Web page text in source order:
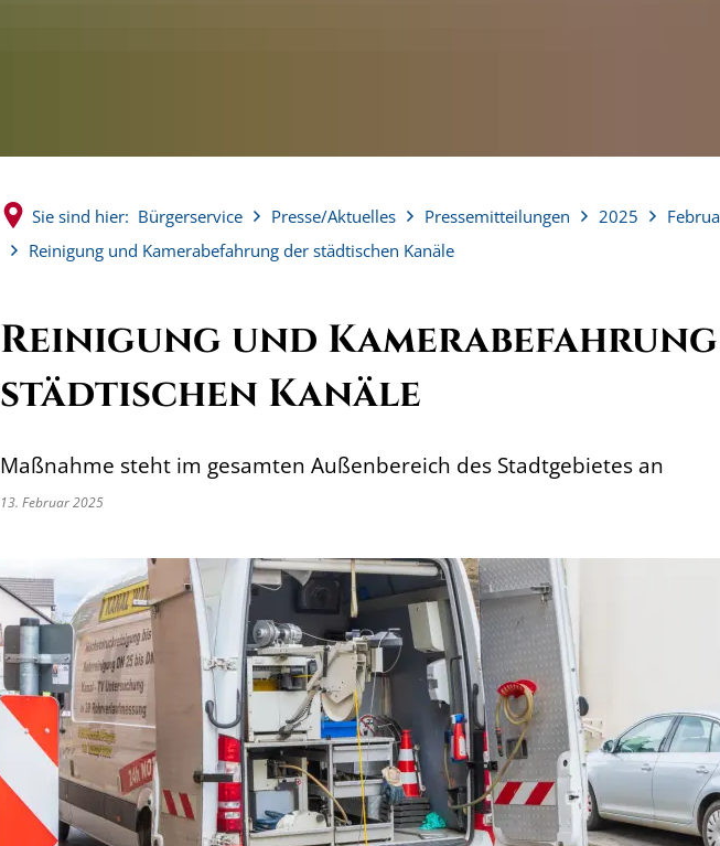
Sie sind hier: Bürgerservice Presse/Aktuelles Pressemitteilungen 2025
Reinigung und Kamerabefahrung der städtischen Kanäle
Reinigung und
städtischen Kanäle
Maßnahme steht im gesamten Außenbereich des Stadtgebietes an
13. Februar 2025